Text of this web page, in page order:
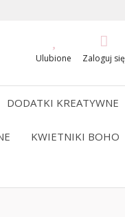
Ulubione Zaloguj się
DODATKI KREATYWNE
KWIETNIKI BOHO